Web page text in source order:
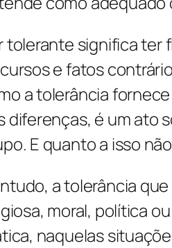
tolerante significa ter
e fatos
a tolerância
diferenças, é um ato
E quanto a isso
a tolerância
moral, política
naquelas